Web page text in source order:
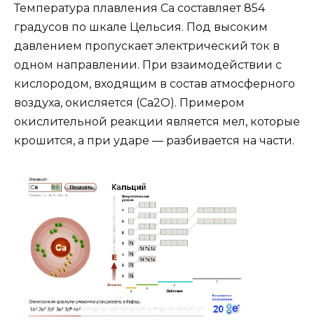
Температура плавления Са составляет 854
градусов по шкале Цельсия. Под высоким
давлением пропускает электрический ток в
одном направлении. При взаимодействии с
кислородом, входящим в состав атмосферного
воздуха, окисляется (Ca2O). Примером
окислительной реакции является мел, которые
крошится, а при ударе — разбивается на части.